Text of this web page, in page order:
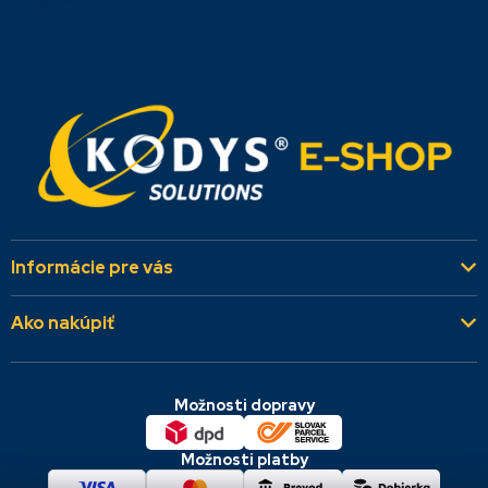
Informácie pre vás
Kto sme
Ako nakúpiť
Dodacie a platobné podmienky
Reklamácie a vrátenie
Možnosti dopravy
Možnosti platby